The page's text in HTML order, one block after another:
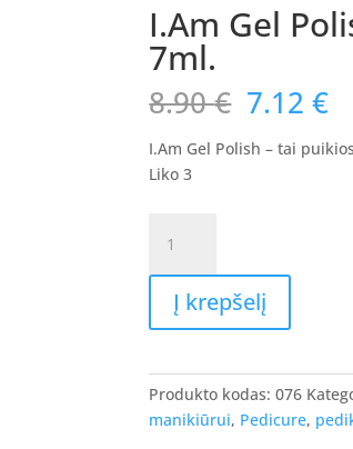
I.Am Gel
7ml.
8.90€ Original
price
was:
7.12€
is:
I.Am Gel Polish – tai
Liko 3
kiekis:
I.Am
Polish
gelinis
lakas
#076
Į krepšelį
Produkto kodas:076
manikiūrui, Pedicure,